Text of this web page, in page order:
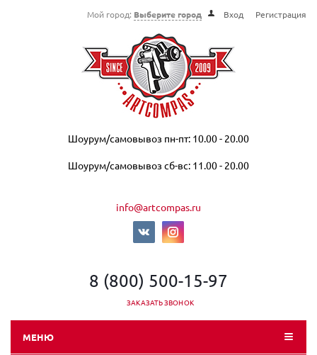
Мой город: Выберите город Вход Регистрация
Шоурум/самовывоз пн-пт: 10.00 - 20.00
Шоурум/самовывоз сб-вс: 11.00 - 20.00
info@artcompas.ru
8 (800) 500-15-97
ЗАКАЗАТЬ ЗВОНОК
МЕНЮ